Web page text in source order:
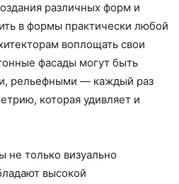
различных форм и
в формы практически любой
воплощать свои
фасады могут быть
рельефными — каждый раз
которая удивляет и
не только визуально
высокой